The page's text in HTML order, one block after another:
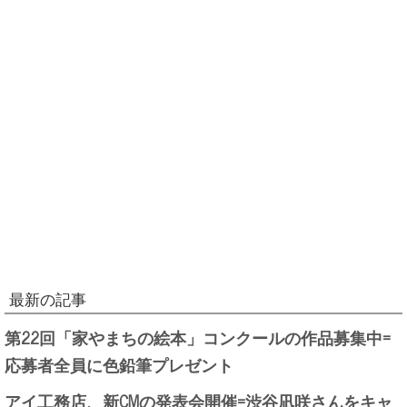
最新の記事
第22回「家やまちの絵本」コンクールの作品募集中=
応募者全員に色鉛筆プレゼント
アイ工務店、新CMの発表会開催=渋谷凪咲さんをキャ